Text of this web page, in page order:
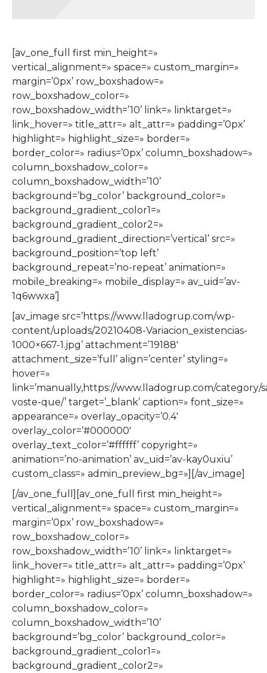
[av_one_full first min_height=»
vertical_alignment=» space=» custom_margin=»
margin=’0px’ row_boxshadow=»
row_boxshadow_color=»
row_boxshadow_width=’10’ link=» linktarget=»
link_hover=» title_attr=» alt_attr=» padding=’0px’
highlight=» highlight_size=» border=»
border_color=» radius=’0px’ column_boxshadow=»
column_boxshadow_color=»
column_boxshadow_width=’10’
background=’bg_color’ background_color=»
background_gradient_color1=»
background_gradient_color2=»
background_gradient_direction=’vertical’ src=»
background_position=’top left’
background_repeat=’no-repeat’ animation=»
mobile_breaking=» mobile_display=» av_uid=’av-
1q6wwxa’]
[av_image src=’https://www.lladogrup.com/wp-
content/uploads/20210408-Variacion_existencias-
1000×667-1.jpg’ attachment=’19188′
attachment_size=’full’ align=’center’ styling=»
hover=»
link=’manually,https://www.lladogrup.com/category/
voste-que/’ target=’_blank’ caption=» font_size=»
appearance=» overlay_opacity=’0.4′
overlay_color=’#000000′
overlay_text_color=’#ffffff’ copyright=»
animation=’no-animation’ av_uid=’av-kay0uxiu’
custom_class=» admin_preview_bg=»][/av_image]
[/av_one_full][av_one_full first min_height=»
vertical_alignment=» space=» custom_margin=»
margin=’0px’ row_boxshadow=»
row_boxshadow_color=»
row_boxshadow_width=’10’ link=» linktarget=»
link_hover=» title_attr=» alt_attr=» padding=’0px’
highlight=» highlight_size=» border=»
border_color=» radius=’0px’ column_boxshadow=»
column_boxshadow_color=»
column_boxshadow_width=’10’
background=’bg_color’ background_color=»
background_gradient_color1=»
background_gradient_color2=»